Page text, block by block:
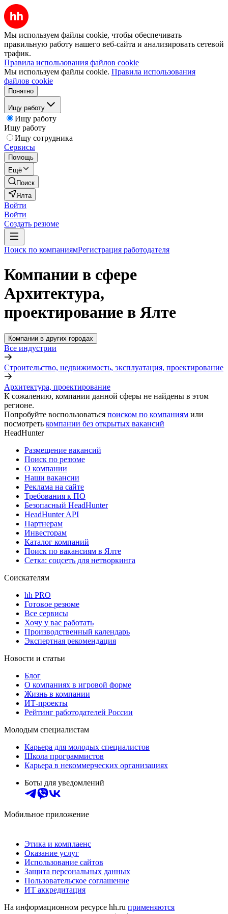
Мы используем файлы cookie, чтобы обеспечивать
правильную работу нашего веб-сайта и анализировать сетевой
трафик.
Правила использования файлов cookie
Мы используем файлы cookie. Правила использования
файлов cookie
Понятно
Ищу работу
Ищу работу
Ищу работу
Ищу сотрудника
Сервисы
Помощь
Ещё
Поиск
Ялта
Войти
Войти
Создать резюме
Поиск по компаниямРегистрация работодателя
Компании в сфере
Архитектура,
проектирование в Ялте
Компании в других городах
Все индустрии
Строительство, недвижимость, эксплуатация, проектирование
Архитектура, проектирование
К сожалению, компании данной сферы не найдены в этом
регионе.
Попробуйте воспользоваться поиском по компаниям или
посмотреть компании без открытых вакансий
HeadHunter
Размещение вакансий
Поиск по резюме
О компании
Наши вакансии
Реклама на сайте
Требования к ПО
Безопасный HeadHunter
HeadHunter API
Партнерам
Инвесторам
Каталог компаний
Поиск по вакансиям в Ялте
Сетка: соцсеть для нетворкинга
Соискателям
hh PRO
Готовое резюме
Все сервисы
Хочу у вас работать
Производственный календарь
Экспертная рекомендация
Новости и статьи
Блог
О компаниях в игровой форме
Жизнь в компании
ИТ-проекты
Рейтинг работодателей России
Молодым специалистам
Карьера для молодых специалистов
Школа программистов
Карьера в некоммерческих организациях
Боты для уведомлений
Мобильное приложение
Этика и комплаенс
Оказание услуг
Использование сайтов
Защита персональных данных
Пользовательское соглашение
ИТ аккредитация
На информационном ресурсе hh.ru применяются